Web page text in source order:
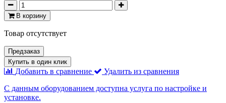
В корзину
Товар отсутствует
Предзаказ
Купить в один клик
Добавить в сравнение
Удалить из сравнения
С данным оборудованием доступна услуга по настройке и
установке.